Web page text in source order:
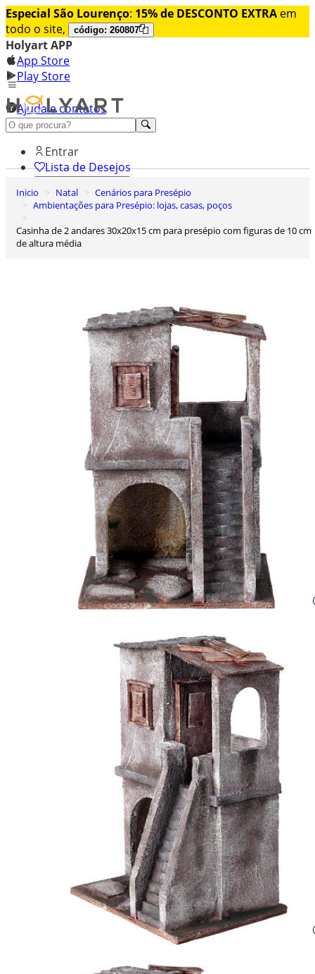
Especial São Lourenço: 15% de DESCONTO EXTRA em
todo o site,
código: 260807
Holyart APP
App Store
Play Store
Ajuda e contatos
Conheça premium
Entrar
Lista de Desejos
Carrinho de Compras
Inicio Natal
Cenários para Presépio
Ambientações para Presépio: lojas, casas, poços
Casinha de 2 andares 30x20x15 cm para presépio com figuras de 10 cm
de altura média